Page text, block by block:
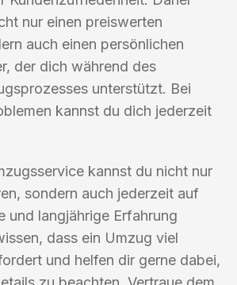
nur einen preiswerten
auch einen persönlichen
der dich während des
unterstützt. Bei
kannst du dich jederzeit
kannst du nicht nur
sondern auch jederzeit auf
und langjährige Erfahrung
dass ein Umzug viel
und helfen dir gerne dabei,